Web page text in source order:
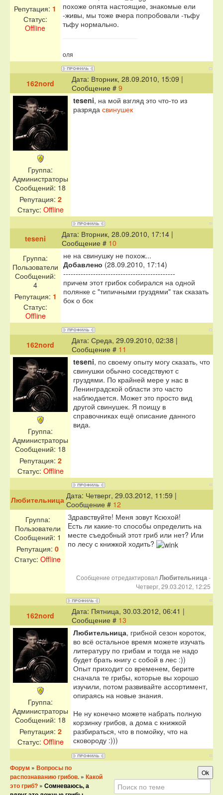
Репутация: 1
Статус:
Offline
похоже опята настоящие, знакомые ели
-живы, мы тоже вчера попробовали -тьфу
тьфу нормально.
оля
162nord
Дата: Вторник, 28.09.2010, 15:09 |
Сообщение # 9
Группа:
Администраторы
Сообщений: 18
Репутация: 2
Статус: Offline
teseni, на мой взгляд это что-то из
разряда свинушек
teseni
Дата: Вторник, 28.09.2010, 17:14 |
Сообщение # 10
Группа:
Пользователи
Сообщений:
4
Репутация: 1
Статус:
Offline
не на свинушку не похож...
Добавлено (28.09.2010, 17:14)
---------------------------------------------
причем этот грибок собирался на одной
полянке с "типичными груздями" так сказать
бок о бок
162nord
Дата: Среда, 29.09.2010, 02:38 |
Сообщение # 11
Группа:
Администраторы
Сообщений: 18
Репутация: 2
Статус: Offline
teseni, по своему опыту могу сказать, что
свинушки обычно соседствуют с
груздями. По крайней мере у нас в
Ленинградской области это часто
наблюдается. Может это просто вид
другой свинушек. Я поищу в
справочниках ещё описание данного
вида.
Любительница Дата: Четверг, 29.03.2012, 11:59 |
Сообщение # 12
Группа:
Пользователи
Сообщений: 1
Репутация: 0
Статус: Offline
Здравствуйте! Меня зовут Ксюхой!
Eсть ли какие-то способы определить на
месте съедобный этот гриб или нет? Или
по лесу с книжкой ходить?
Сообщение отредактировал Любительница-
Четверг, 29.03.2012, 12:25
162nord
Дата: Пятница, 30.03.2012, 06:41 |
Сообщение # 13
Группа:
Администраторы
Сообщений: 18
Репутация: 2
Статус: Offline
Любительница, грибной сезон короток,
во всё остальное время можете изучать
литературу по грибам и тогда не надо
будет брать книгу с собой в лес :))
Опыт приходит со временем, берите
сначала те грибы, которые вы хорошо
изучили, потом развивайте ассортимент,
опираясь на новые знания.
Не ну конечно можете набрать полную
корзинку грибов, а дома с книжкой
разбираться, что в помойку, что на
сковороду :)))
Форум » Вопросы по
распознаванию грибов. » Какой
это гриб? » Сомневаюсь, а